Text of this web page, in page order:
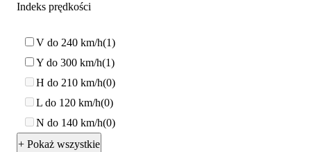
Indeks prędkości
V do 240 km/h 1
Y do 300 km/h 1
H do 210 km/h 0
L do 120 km/h 0
N do 140 km/h 0
+ Pokaż wszystkie